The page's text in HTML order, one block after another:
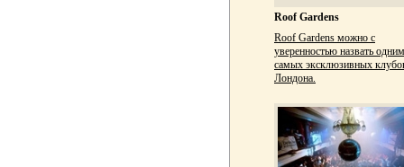
Roof Gardens
Roof Gardens можно с
уверенностью назвать
самых эксклюзивных
Лондона.